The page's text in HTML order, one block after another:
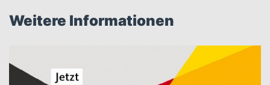
Weitere Informationen